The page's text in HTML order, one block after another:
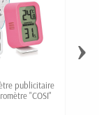
publicitaire
"COSI"
›